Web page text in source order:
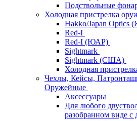
Подствольные
Холодная пристрелка
Hakko/Japan Optics
Red-I
Red-I (ЮАР)
Sightmark
Sightmark (США)
Холодная
Чехлы, Кейсы,
Оружейные
Аксессуары
Для любого
разобранном виде с